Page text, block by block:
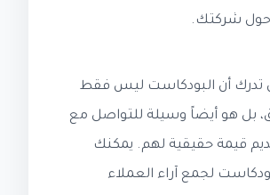
حول شركتك.
تدرك أن البودكاست ليس فقط
بل هو أيضاً وسيلة للتواصل مع
قيمة حقيقية لهم. يمكنك
لجمع آراء العملاء